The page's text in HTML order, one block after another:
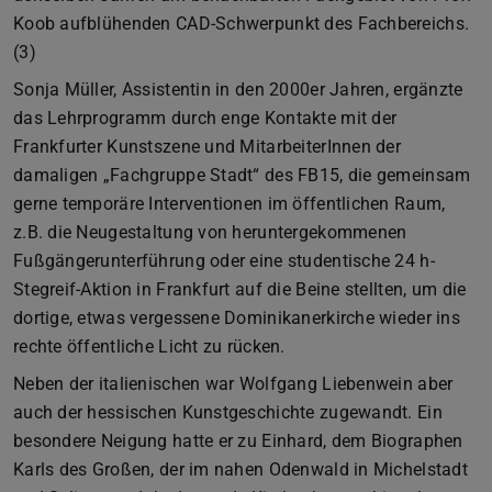
Koob aufblühenden CAD-Schwerpunkt des Fachbereichs.
(3)
Sonja Müller, Assistentin in den 2000er Jahren, ergänzte
das Lehrprogramm durch enge Kontakte mit der
Frankfurter Kunstszene und MitarbeiterInnen der
damaligen „Fachgruppe Stadt“ des FB15, die gemeinsam
gerne temporäre Interventionen im öffentlichen Raum,
z.B. die Neugestaltung von heruntergekommenen
Fußgängerunterführung oder eine studentische 24 h-
Stegreif-Aktion in Frankfurt auf die Beine stellten, um die
dortige, etwas vergessene Dominikanerkirche wieder ins
rechte öffentliche Licht zu rücken.
Neben der italienischen war Wolfgang Liebenwein aber
auch der hessischen Kunstgeschichte zugewandt. Ein
besondere Neigung hatte er zu Einhard, dem Biographen
Karls des Großen, der im nahen Odenwald in Michelstadt